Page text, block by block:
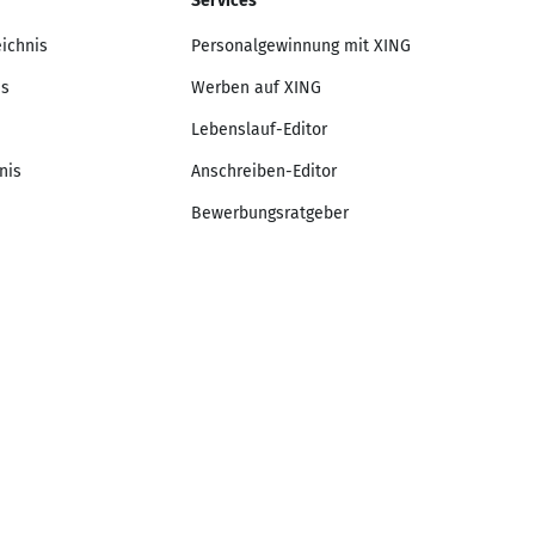
Personalgewinnung mit XING
Werben auf XING
Lebenslauf-Editor
Anschreiben-Editor
Bewerbungsratgeber